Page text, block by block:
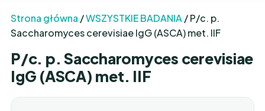
Strona główna /WSZYSTKIE BADANIA / P/c. p.
Saccharomyces cerevisiae IgG (ASCA) met. IIF
P/c. p. Saccharomyces cerevisiae
IgG (ASCA) met. IIF